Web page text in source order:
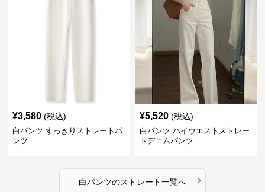
¥3,580 (税込)
白パンツ すっきりストレートパ
ンツ
¥5,520 (税込)
白パンツ ハイウエストストレー
トデニムパンツ
白パンツのストレート一覧へ ›